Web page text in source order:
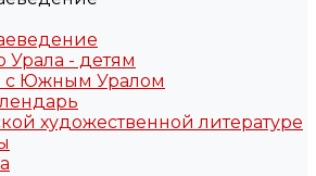
- детям
с Южным Уралом
художественной литературе